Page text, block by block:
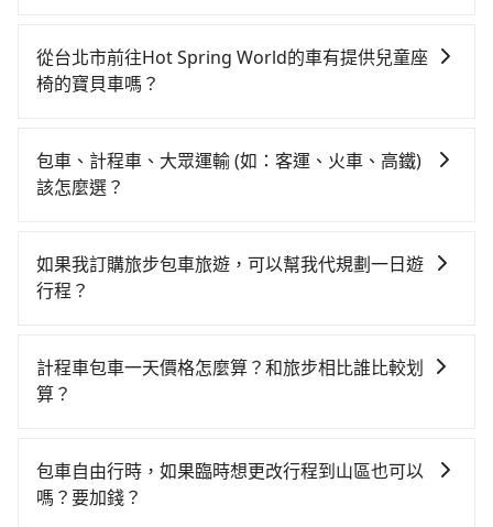
分鐘出站、等待車站前排班的計程車，搭上小黃後約花
40分鐘、車費800元後，抵達Hot Spring World (嘉義
元。但如果全程使用tripool並到府專車接送，則每人平
均花費約1,120元，費時2小時45分鐘。長距離移動確實
tripool還是比較划算的。如果你是三人以下要乘車，也
可參考tripool的拼車共乘服務，最多可再節省50%的交
$115~205承租小轎車，每公里再額外加收$3.2，從台北
市（中正區）到Hot Spring World的花費預估為
時40元路邊停車費用預估進去，但額外的汽車保險與可
能的罰單都需自付。再者，和運的iRent只提供最基本的
或九人座可供選擇，而且無人租車最令人詬病的就是車
況，打開車門才發現仍有上一組乘客遺留的垃圾或者撞
用戶卻遲遲尚未歸還，又或者要還車時卻偏偏找不到停
車位，對於急著用車或者要載其他乘客的人來說就有不
上下車地點仍有段距離，在遇到下雨天或者載行李時，
就顯得非常不便。
灣大車隊、Uber、Line Taxi、Yoxi等，如果在路邊攔不
到車，也可考慮打電話至附近的計程車隊，如新風交
tripool可省高達$3,000。但如果要考慮到回程，嘉義縣
僅有合法計程車約330輛，數量約為台北市的1%、密度
市到Hot Spring World的最佳選擇。
從台北市前往Hot Spring World的車有提供兒童座
椅的寶貝車嗎？
繫好安全帶，如四歲以下或身高不足的幼童無法正常綁
安全帶，則需使用嬰兒/兒童座椅或輔以增高墊。如有幼
如有新生兒需要0~1歲的嬰兒後向汽座，可先向客服人員
確認庫存再行租用，每個300元。當然，更鼓勵父母自行
包車、計程車、大眾運輸 (如：客運、火車、高鐵)
該怎麼選？
擇： 預算：不同交通工具價格不同，可先確定您的預
算。計程車最貴，而大眾運輸通常較便宜。 行程：需多
車。 旅行人數：人數多時包車較方便舒適且每個人攤提
下來的車資也比較便宜，人數少可搭乘大眾運輸或計程
和方便性可選包車和計程車，喜歡探險和體驗當地文化
則可搭乘大眾運輸。
如果我訂購旅步包車旅遊，可以幫我代規劃一日遊
行程？
時還沒有規劃行程的服務。
計程車包車一天價格怎麼算？和旅步相比誰比較划
算？
格通常是根據時間或距離來計算，而且在不同城市和地
區，價格可能有所不同。另外，計程車包車價格也可能
包車自由行時，如果臨時想更改行程到山區也可以
嗎？要加錢？